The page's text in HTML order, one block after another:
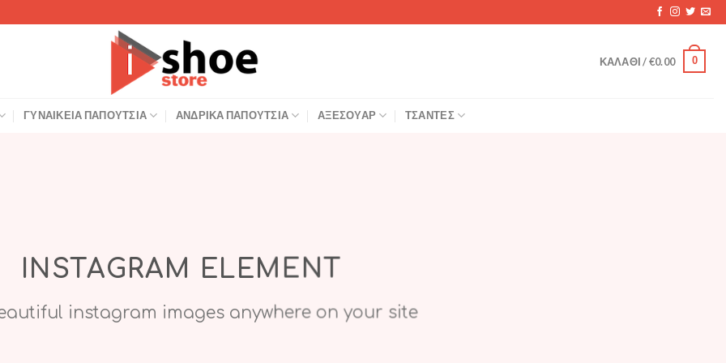
ΚΑΛΆΘΙ /€0.00 0
ΓΥΝΑΙΚΕΊΑ ΠΑΠΟΎΤΣΙΑ ΑΝΔΡΙΚΆ ΠΑΠΟΎΤΣΙΑ ΑΞΕΣΟΥΆΡ ΤΣΆΝΤΕΣ
INSTAGRAM ELEMENT
instagram images anywhere on your site